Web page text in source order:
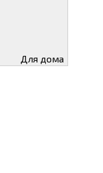
Для дома